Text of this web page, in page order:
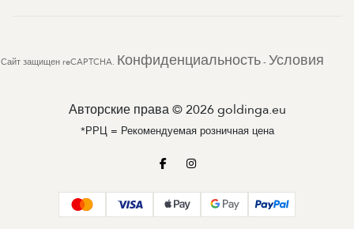
Сайт защищен reCAPTCHA. Конфиденциальность - Условия
Авторские права © 2026 goldinga.eu
*РРЦ = Рекомендуемая розничная цена